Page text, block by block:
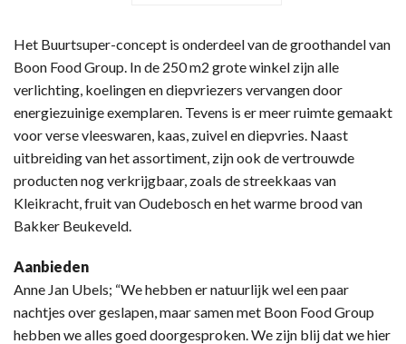
Het Buurtsuper-concept is onderdeel van de groothandel van
Boon Food Group. In de 250 m2 grote winkel zijn alle
verlichting, koelingen en diepvriezers vervangen door
energiezuinige exemplaren. Tevens is er meer ruimte gemaakt
voor verse vleeswaren, kaas, zuivel en diepvries. Naast
uitbreiding van het assortiment, zijn ook de vertrouwde
producten nog verkrijgbaar, zoals de streekkaas van
Kleikracht, fruit van Oudebosch en het warme brood van
Bakker Beukeveld.
Aanbieden
Anne Jan Ubels; “We hebben er natuurlijk wel een paar
nachtjes over geslapen, maar samen met Boon Food Group
hebben we alles goed doorgesproken. We zijn blij dat we hier